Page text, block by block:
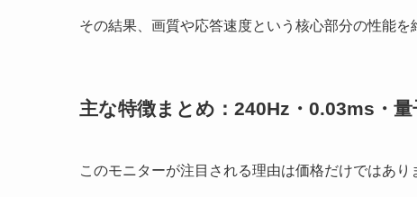
その結果、画質や応答速度という核心部分の性能
主な特徴まとめ：240Hz・0.03ms・
このモニターが注目される理由は価格だけではあり